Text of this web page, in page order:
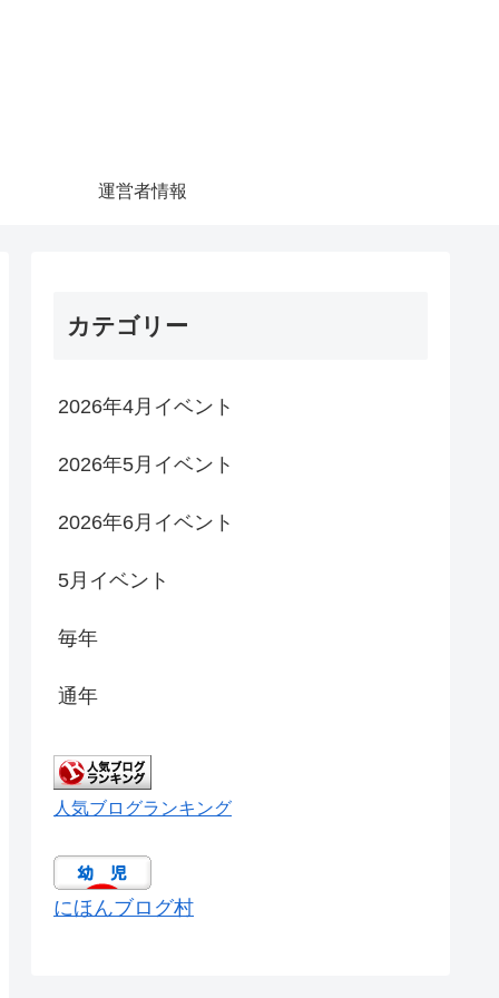
運営者情報
カテゴリー
2026年4月イベント
2026年5月イベント
2026年6月イベント
5月イベント
毎年
通年
人気ブログランキング
にほんブログ村